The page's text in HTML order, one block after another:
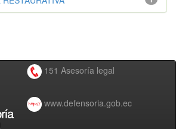
151 Asesoría legal
www.defensoria.gob.ec